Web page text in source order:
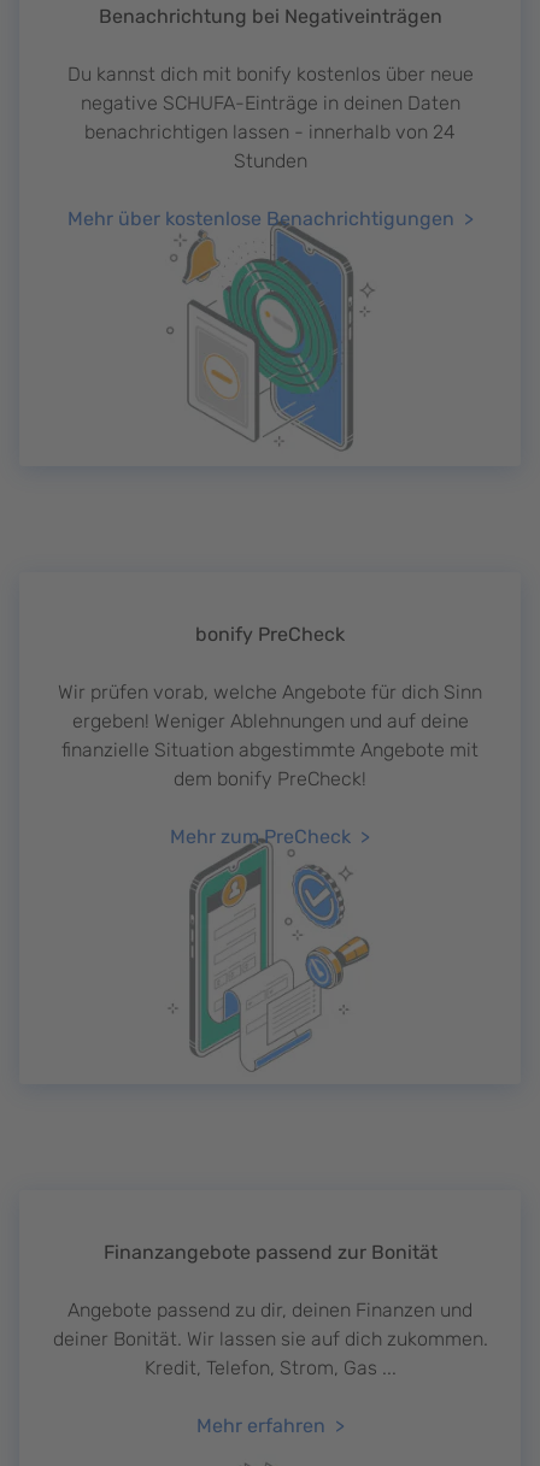
Benachrichtung bei Negativeinträgen
Du kannst dich mit bonify kostenlos über neue
negative SCHUFA-Einträge in deinen Daten
benachrichtigen lassen - innerhalb von 24
Stunden
Mehr über kostenlose Benachrichtigungen
bonify PreCheck
Wir prüfen vorab, welche Angebote für dich Sinn
ergeben! Weniger Ablehnungen und auf deine
finanzielle Situation abgestimmte Angebote mit
dem bonify PreCheck!
Mehr zum PreCheck
Finanzangebote passend zur Bonität
Angebote passend zu dir, deinen Finanzen und
deiner Bonität. Wir lassen sie auf dich zukommen.
Kredit, Telefon, Strom, Gas ...
Mehr erfahren